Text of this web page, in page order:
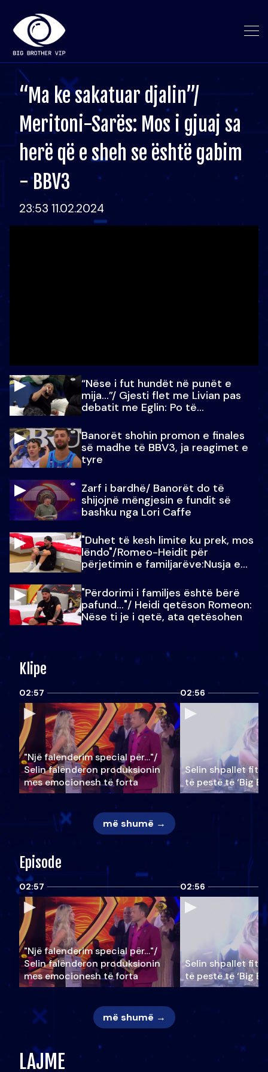
“Ma ke sakatuar djalin”/
Meritoni-Sarës: Mos i gjuaj sa
herë që e sheh se është gabim
- BBV3
23:53 11.02.2024
“Nëse i fut hundët në punët e
mija…”/ Gjesti flet me Livian pas
debatit me Eglin: Po të
Banorët shohin promon e finales
së madhe të BBV3, ja reagimet e
tyre
Zarf i bardhë/ Banorët do të
shijojnë mëngjesin e fundit së
bashku nga Lori Caffe
"Duhet të kesh limite ku prek, mos
lëndo"/Romeo-Heidit për
përjetimin e familjarëve:Nusja e
"Përdorimi i familjes është bërë
pafund…"/ Heidi qetëson Romeon:
Nëse ti je i qetë, ata qetësohen
Klipe
02:57
"Një falenderim special për…"/
Selin falënderon produksionin
mes emocionesh të forta
02:56
Selin shpallet
të pestë të ‘Big
më shumë →
Episode
02:57
"Një falenderim special për…"/
Selin falënderon produksionin
mes emocionesh të forta
02:56
Selin shpallet
të pestë të ‘Big
më shumë →
LAJME